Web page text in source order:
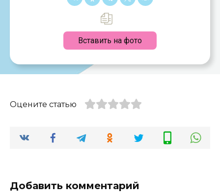
Вставить на фото
Оцените статью
Добавить комментарий